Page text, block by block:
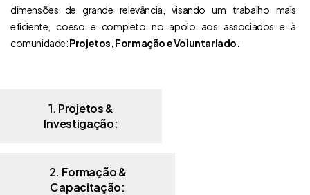
dimensões de grande relevância, visando um trabalho mais
eficiente, coeso e completo no apoio aos associados e à
comunidade:Projetos, Formação e Voluntariado.
1. Projetos &
Investigação:
2. Formação &
Capacitação: